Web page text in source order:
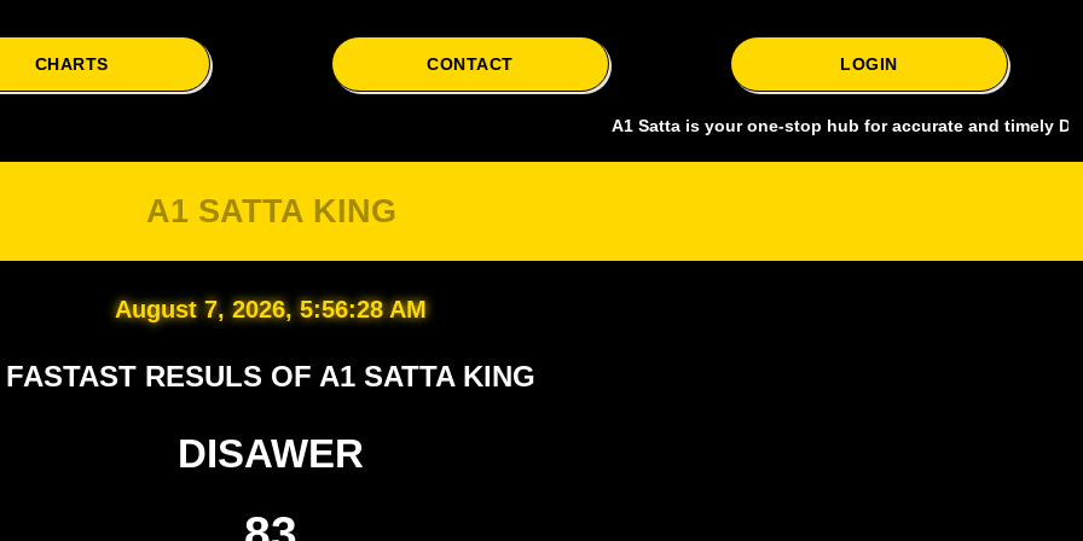
CHARTS CONTACT LOGIN
A1 Satta is your one-stop hub for accurate and timely Delhi
A1 SATTA KING
August 7, 2026, 5:56:28 AM
FASTAST RESULS OF A1 SATTA KING
DISAWER